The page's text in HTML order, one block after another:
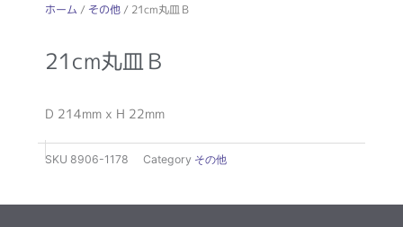
ホーム / その他/ 21cm丸皿Ｂ
21cm丸皿Ｂ
D 214mm x H 22mm
SKU 8906-1178 Category その他